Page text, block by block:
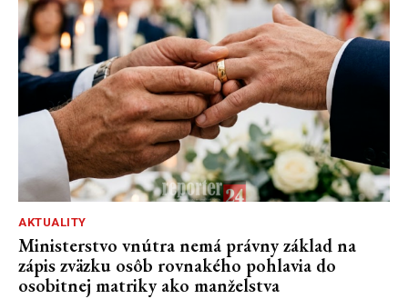
AKTUALITY
Ministerstvo vnútra nemá právny základ na
zápis zväzku osôb rovnakého pohlavia do
osobitnej matriky ako manželstva